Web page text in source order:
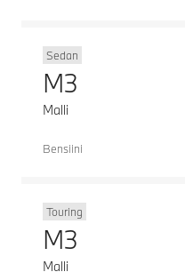
Sedan
M3
Malli
Bensiini
Touring
M3
Malli